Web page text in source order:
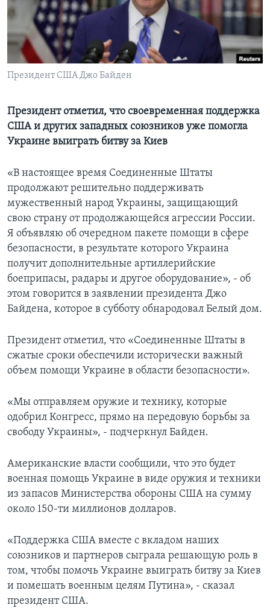
Learning English
СОЦИАЛЬНЫЕ СЕТИ
Языки
Президент США Джо Байден
Президент отметил, что своевременная поддержка
США и других западных союзников уже помогла
Украине выиграть битву за Киев
«В настоящее время Соединенные Штаты
продолжают решительно поддерживать
мужественный народ Украины, защищающий
свою страну от продолжающейся агрессии России.
Я объявляю об очередном пакете помощи в сфере
безопасности, в результате которого Украина
получит дополнительные артиллерийские
боеприпасы, радары и другое оборудование», - об
этом говорится в заявлении президента Джо
Байдена, которое в субботу обнародовал Белый дом.
Президент отметил, что «Соединенные Штаты в
сжатые сроки обеспечили исторически важный
объем помощи Украине в области безопасности».
«Мы отправляем оружие и технику, которые
одобрил Конгресс, прямо на передовую борьбы за
свободу Украины», - подчеркнул Байден.
Американские власти сообщили, что это будет
военная помощь Украине в виде оружия и техники
из запасов Министерства обороны США на сумму
около 150-ти миллионов долларов.
«Поддержка США вместе с вкладом наших
союзников и партнеров сыграла решающую роль в
том, чтобы помочь Украине выиграть битву за Киев
и помешать военным целям Путина», - сказал
президент США.